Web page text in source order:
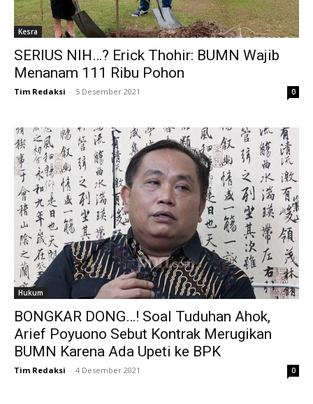
Kesra
SERIUS NIH…? Erick Thohir: BUMN Wajib
Menanam 111 Ribu Pohon
Tim Redaksi - 5 Desember 2021 0
Hukum
BONGKAR DONG…! Soal Tuduhan Ahok,
Arief Poyuono Sebut Kontrak Merugikan
BUMN Karena Ada Upeti ke BPK
Tim Redaksi - 4 Desember 2021 0